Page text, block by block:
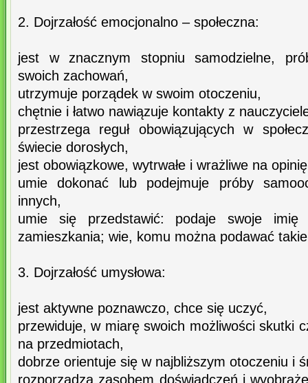
2. Dojrzałość emocjonalno – społeczna:
jest w znacznym stopniu samodzielne,
swoich zachowań,
utrzymuje porządek w swoim otoczeniu,
chętnie i łatwo nawiązuje kontakty z
przestrzega reguł obowiązujących w
świecie dorosłych,
jest obowiązkowe, wytrwałe i wrażliwe na
umie dokonać lub podejmuje próby
innych,
umie się przedstawić: podaje swoje
zamieszkania; wie, komu można podawać
3. Dojrzałość umysłowa:
jest aktywne poznawczo, chce się uczyć,
przewiduje, w miarę swoich możliwości skutki
na przedmiotach,
dobrze orientuje się w najbliższym otoczeniu i
rozporządza zasobem doświadczeń i